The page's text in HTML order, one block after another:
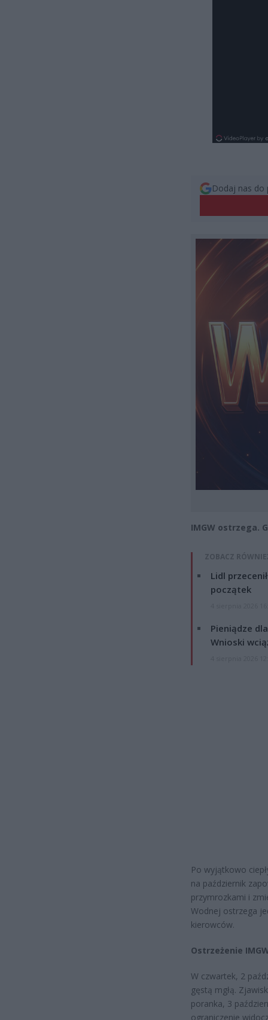
Dodaj nas do
IMGW ostrzega.
ZOBACZ
Lidl
początek
Pieniądze
Wnioski
Po wyjątkowo
na październik
przymrozkami i
Wodnej ostrzega
kierowców.
Ostrzeżenie
W czwartek, 2
gęstą mgłą.
poranka, 3
ograniczenie